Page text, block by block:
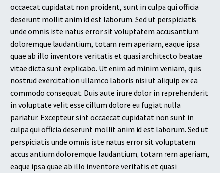
occaecat cupidatat non proident, sunt in culpa qui officia
deserunt mollit anim id est laborum. Sed ut perspiciatis
unde omnis iste natus error sit voluptatem accusantium
doloremque laudantium, totam rem aperiam, eaque ipsa
quae ab illo inventore veritatis et quasi architecto beatae
vitae dicta sunt explicabo. Ut enim ad minim veniam, quis
nostrud exercitation ullamco laboris nisi ut aliquip ex ea
commodo consequat. Duis aute irure dolor in reprehenderit
in voluptate velit esse cillum dolore eu fugiat nulla
pariatur. Excepteur sint occaecat cupidatat non sunt in
culpa qui officia deserunt mollit anim id est laborum. Sed ut
perspiciatis unde omnis iste natus error sit voluptatem
accus antium doloremque laudantium, totam rem aperiam,
eaque ipsa quae ab illo inventore veritatis et quasi